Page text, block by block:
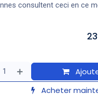
consultent ceci en ce
Acheter